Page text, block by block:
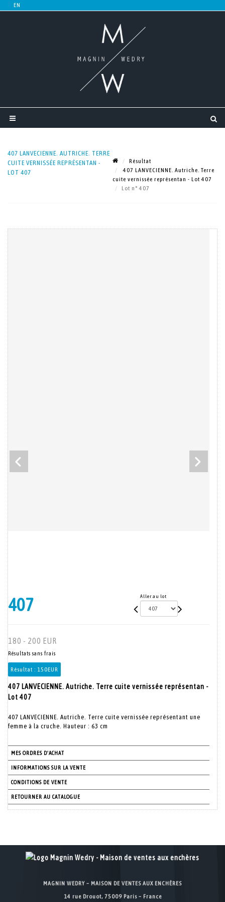
407 LANVECIENNE. AUTRICHE. TERRE
CUITE VERNISSÉE REPRÉSENTAN -
LOT 407
Résultat
407 LANVECIENNE. Autriche. Terre
cuite vernissée représentan - Lot 407
Lot n° 407
407 Aller au lot
180 - 200 EUR
Résultats sans frais
Résultat : 150EUR
407 LANVECIENNE. Autriche. Terre cuite vernissée représentan -
Lot 407
407 LANVECIENNE. Autriche. Terre cuite vernissée représentant une
femme à la cruche. Hauteur : 63 cm
MES ORDRES D'ACHAT
INFORMATIONS SUR LA VENTE
CONDITIONS DE VENTE
RETOURNER AU CATALOGUE
MAGNIN WEDRY – MAISON DE VENTES AUX ENCHÈRES
14 rue Drouot, 75009 Paris – France